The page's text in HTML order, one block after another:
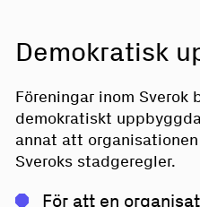
Demokratisk
Föreningar inom Sverok
demokratiskt
annat att
Sveroks stadgeregler.
För att en